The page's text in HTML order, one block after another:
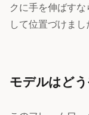
クに手を伸ばす
して位置づけまし
モデルはど